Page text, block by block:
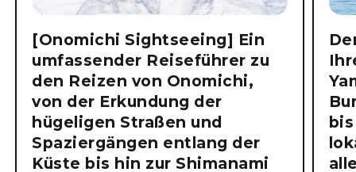
[Onomichi Sightseeing] Ein
umfassender Reiseführer zu
den Reizen von Onomichi,
von der Erkundung der
hügeligen Straßen und
Spaziergängen entlang der
Küste bis hin zur Shimanami